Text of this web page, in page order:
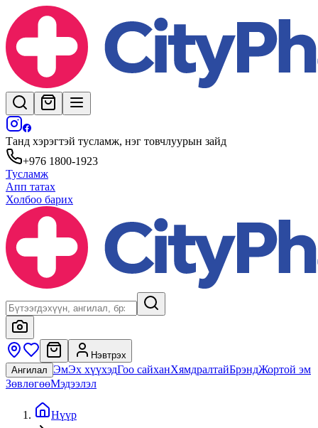
Танд хэрэгтэй тусламж, нэг товчлуурын зайд
+976 1800-1923
Тусламж
Апп татах
Холбоо барих
Нэвтрэх
Ангилал ЭмЭх хүүхэдГоо сайханХямдралтайБрэндЖортой эм
ЗөвлөгөөМэдээлэл
Нүүр